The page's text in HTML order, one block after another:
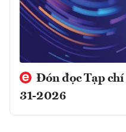
Đón đọc Tạp
31-2026